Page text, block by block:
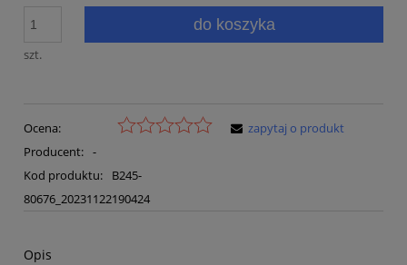
szt.
do koszyka
Ocena:
Producent: -
Kod produktu:
B245-
80676_20231122190424
zapytaj o produkt
Opis